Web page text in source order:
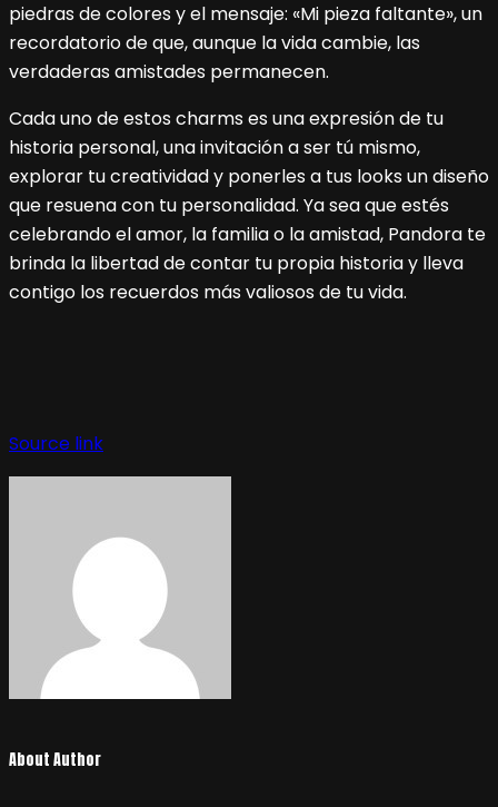
piedras de colores y el mensaje: «Mi pieza faltante», un
recordatorio de que, aunque la vida cambie, las
verdaderas amistades permanecen.
Cada uno de estos charms es una expresión de tu
historia personal, una invitación a ser tú mismo,
explorar tu creatividad y ponerles a tus looks un diseño
que resuena con tu personalidad. Ya sea que estés
celebrando el amor, la familia o la amistad, Pandora te
brinda la libertad de contar tu propia historia y lleva
contigo los recuerdos más valiosos de tu vida.
de
entradas
Source link
About Author